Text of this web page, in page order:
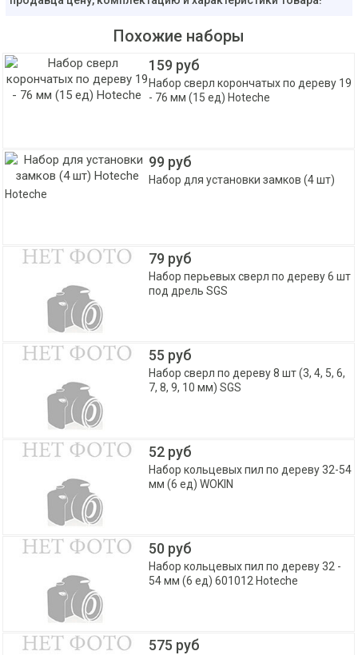
Похожие наборы
159 руб
Набор сверл корончатых по дереву 19
- 76 мм (15 ед) Hoteche
99 руб
Набор для установки замков (4 шт)
Hoteche
79 руб
Набор перьевых сверл по дереву 6 шт
под дрель SGS
55 руб
Набор сверл по дереву 8 шт (3, 4, 5, 6,
7, 8, 9, 10 мм) SGS
52 руб
Набор кольцевых пил по дереву 32-54
мм (6 ед) WOKIN
50 руб
Набор кольцевых пил по дереву 32 -
54 мм (6 ед) 601012 Hoteche
575 руб